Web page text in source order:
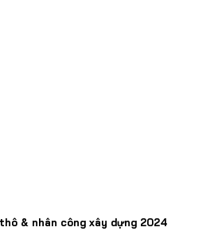
& nhân công xây dựng 2024